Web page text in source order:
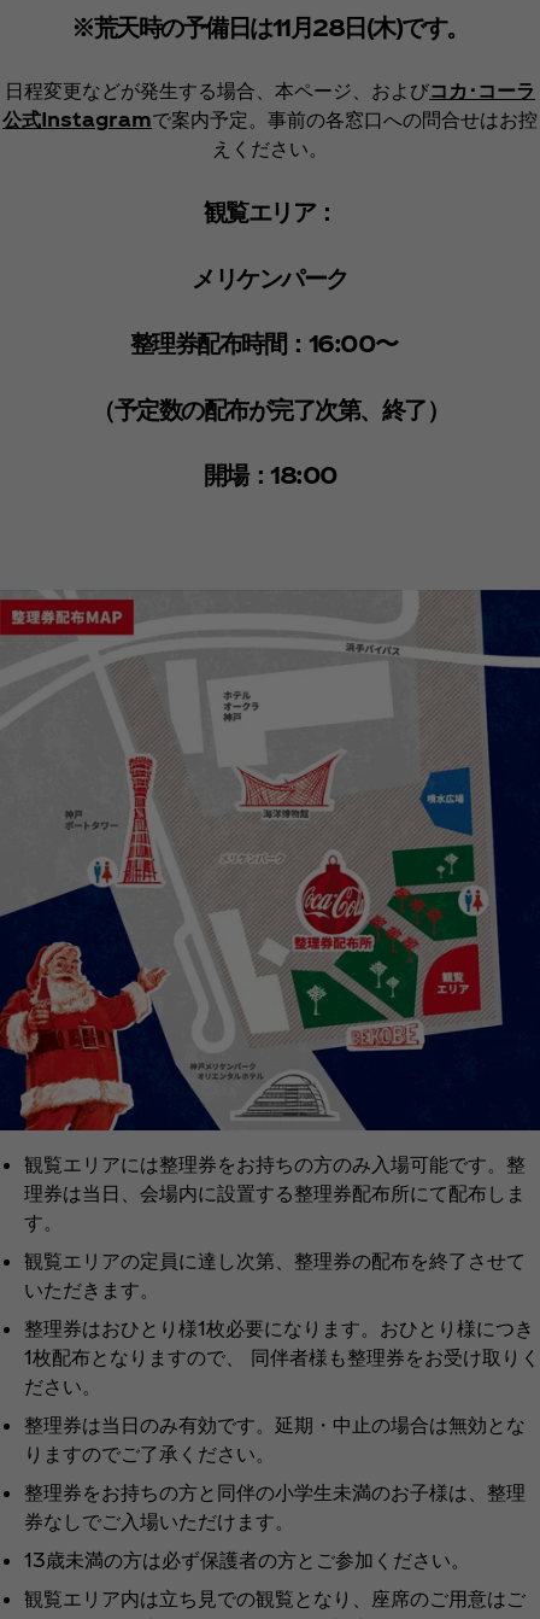
※荒天時の予備日は11月28日(木)です。
日程変更などが発生する場合、本ページ、およびコカ･コーラ
公式Instagramで案内予定。事前の各窓口への問合せはお控
えください。
観覧エリア：
メリケンパーク
整理券配布時間：16:00〜
（予定数の配布が完了次第、終了）​
開場：18:00
観覧エリアには整理券をお持ちの方のみ入場可能です。整
理券は当日、会場内に設置する整理券配布所にて配布しま
す。
観覧エリアの定員に達し次第、整理券の配布を終了させて
いただきます。
整理券はおひとり様1枚必要になります。おひとり様につき
1枚配布となりますので、 同伴者様も整理券をお受け取りく
ださい。
整理券は当日のみ有効です。延期・中止の場合は無効とな
りますのでご了承ください。
整理券をお持ちの方と同伴の小学生未満のお子様は、整理
券なしでご入場いただけます。
13歳未満の方は必ず保護者の方とご参加ください。
観覧エリア内は立ち見での観覧となり、座席のご用意はご